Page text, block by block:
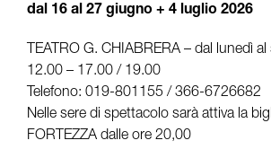
dal 16 al 27 giugno + 4 luglio 2026
TEATRO G. CHIABRERA – dal lunedì
12.00 – 17.00 / 19.00
Telefono: 019-801155 / 366-6726682
Nelle sere di spettacolo sarà attiva la
FORTEZZA dalle ore 20,00